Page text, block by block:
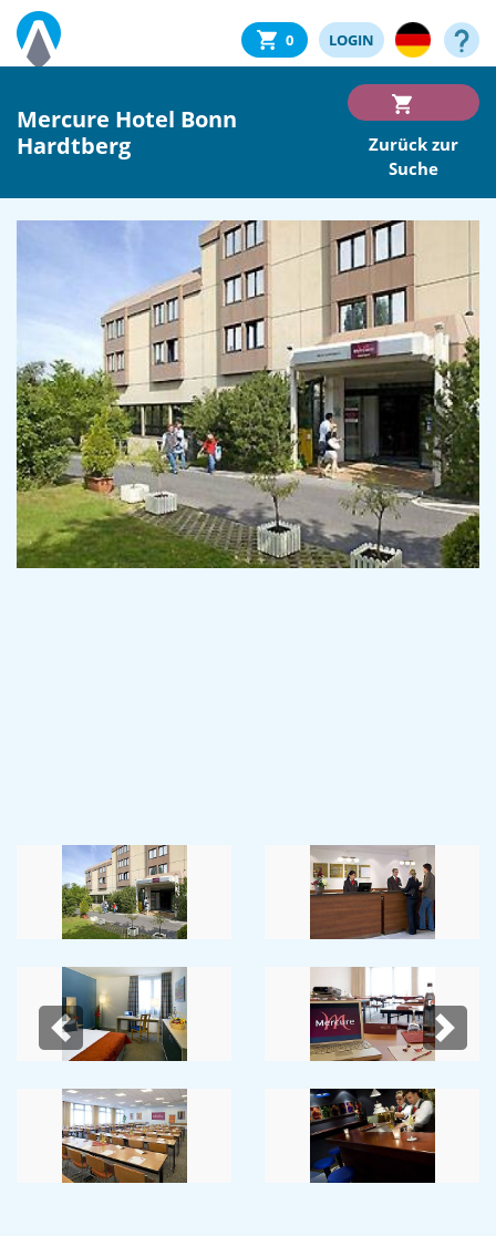
0 LOGIN
Mercure Hotel Bonn
Hardtberg
Zurück zur
Suche
Previous Next